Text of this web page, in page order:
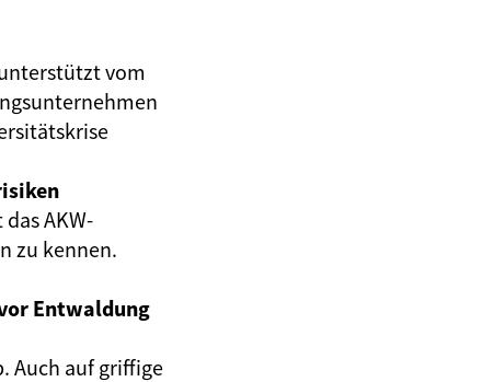
vom
AKW-
zu kennen.
Entwaldung
Auch auf griffige